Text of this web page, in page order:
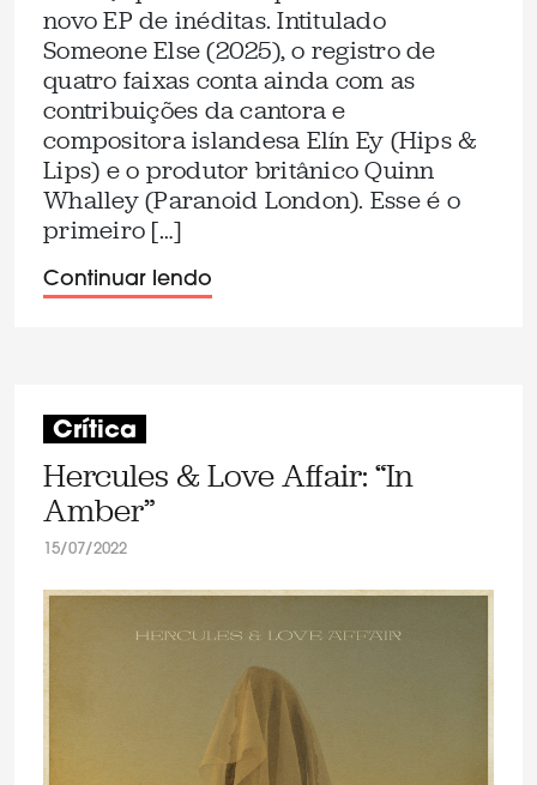
novo EP de inéditas. Intitulado
Someone Else (2025), o registro de
quatro faixas conta ainda com as
contribuições da cantora e
compositora islandesa Elín Ey (Hips &
Lips) e o produtor britânico Quinn
Whalley (Paranoid London). Esse é o
primeiro […]
Continuar lendo
Crítica
Hercules & Love Affair: “In
Amber”
15/07/2022